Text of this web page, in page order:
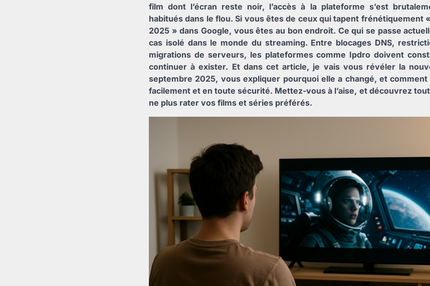
film dont l’écran reste noir, l’accès à la plateforme s’est
habitués dans le flou. Si vous êtes de ceux qui tapent frénétiquement
2025 » dans Google, vous êtes au bon endroit. Ce qui se passe
cas isolé dans le monde du streaming. Entre blocages DNS,
migrations de serveurs, les plateformes comme Ipdro doivent
continuer à exister. Et dans cet article, je vais vous révéler la
septembre 2025, vous expliquer pourquoi elle a changé, et
facilement et en toute sécurité. Mettez-vous à l’aise, et découvrez
ne plus rater vos films et séries préférés.